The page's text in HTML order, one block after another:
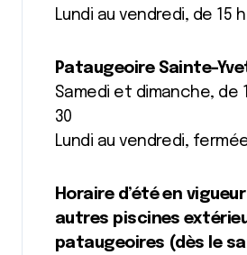
Lundi au vendredi, de 15 h
Pataugeoire Sainte-
Samedi et dimanche, de
30
Lundi au vendredi,
Horaire d’été en
autres piscines
pataugeoires (dès le